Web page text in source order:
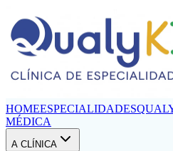
HOMEESPECIALIDADES
MÉDICA
A CLÍNICA